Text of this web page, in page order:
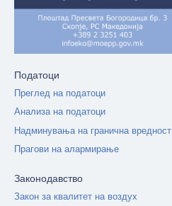
Податоци
Преглед на податоци
Анализа на податоци
Надминувања на гранична вредност
Прагови на алармирање
Законодавство
Закон за квалитет на воздух